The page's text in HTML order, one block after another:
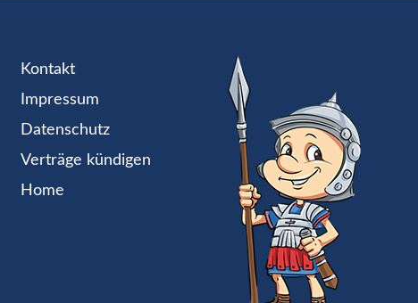
Kontakt
Impressum
Datenschutz
Verträge kündigen
Home